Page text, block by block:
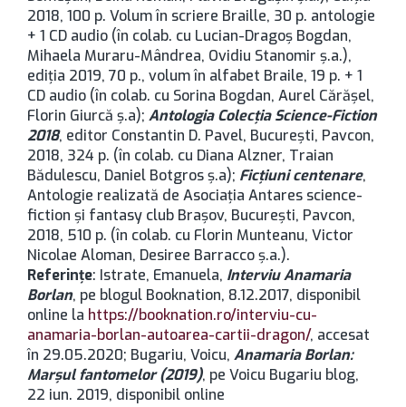
2018, 100 p. Volum în scriere Braille, 30 p. antologie
+ 1 CD audio (în colab. cu Lucian-Dragoș Bogdan,
Mihaela Muraru-Mândrea, Ovidiu Stanomir ș.a.),
ediția 2019, 70 p., volum în alfabet Braile, 19 p. + 1
CD audio (în colab. cu Sorina Bogdan, Aurel Cărășel,
Florin Giurcă ș.a); Antologia Colecția Science-Fiction
2018, editor Constantin D. Pavel, București, Pavcon,
2018, 324 p. (în colab. cu Diana Alzner, Traian
Bădulescu, Daniel Botgros ș.a); Ficțiuni centenare,
Antologie realizată de Asociația Antares science-
fiction și fantasy club Brașov, București, Pavcon,
2018, 510 p. (în colab. cu Florin Munteanu, Victor
Nicolae Aloman, Desiree Barracco ș.a.).
Referințe: Istrate, Emanuela, Interviu Anamaria
Borlan, pe blogul Booknation, 8.12.2017, disponibil
online la https://booknation.ro/interviu-cu-
anamaria-borlan-autoarea-cartii-dragon/, accesat
în 29.05.2020; Bugariu, Voicu, Anamaria Borlan:
Marșul fantomelor (2019), pe Voicu Bugariu blog,
22 iun. 2019, disponibil online